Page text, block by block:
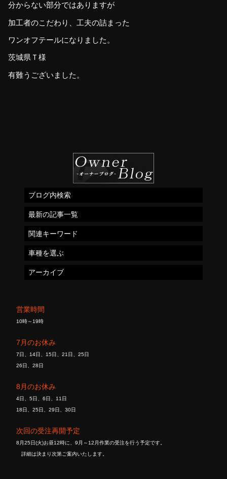
分からない部分ではありますが
加工者のこだわり、工夫の詰まった
ワンオフテールになりました。
茨城県Ｔ様
有難うございました。
営業時間
10時～19時
7月のお休み
7日、14日、15日、21日、25日
26日、28日
8月のお休み
4日、5日、6日、11日
18日、25日、29日、30日
次回の受注再開予定
8月25日(火)お昼12時に、9月～12月作業の受注を行う予定です。
詳細は決まり次第ご案内いたします。
ブログ内検索
最新の記事一覧
関連キーワード
車種を選ぶ
アーカイブ